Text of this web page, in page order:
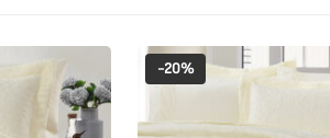
-20%